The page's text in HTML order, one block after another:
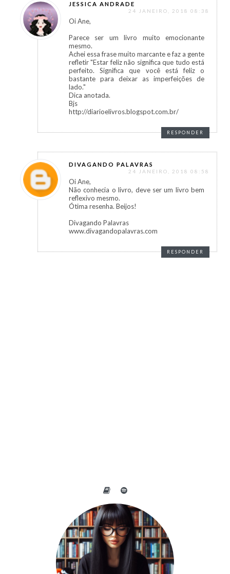
JESSICA ANDRADE
24 JANEIRO, 2018 08:38
Oi Ane,
Parece ser um livro muito emocionante
mesmo.
Achei essa frase muito marcante e faz a gente
refletir "Estar feliz não significa que tudo está
perfeito. Significa que você está feliz o
bastante para deixar as imperfeições de
lado."
Dica anotada.
Bjs
http://diarioelivros.blogspot.com.br/
RESPONDER
DIVAGANDO PALAVRAS
24 JANEIRO, 2018 08:58
Oi Ane,
Não conhecia o livro, deve ser um livro bem
reflexivo mesmo.
Ótima resenha. Beijos!
Divagando Palavras
www.divagandopalavras.com
RESPONDER